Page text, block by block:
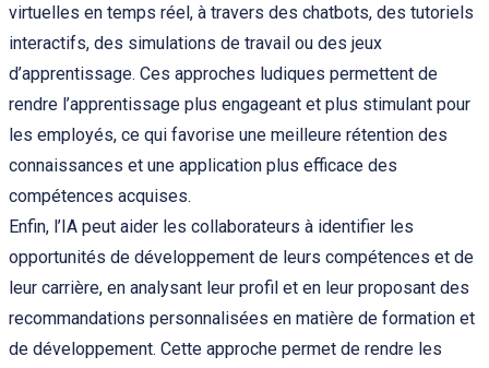
virtuelles en temps réel, à travers des chatbots, des tutoriels
interactifs, des simulations de travail ou des jeux
d’apprentissage. Ces approches ludiques permettent de
rendre l’apprentissage plus engageant et plus stimulant pour
les employés, ce qui favorise une meilleure rétention des
connaissances et une application plus efficace des
compétences acquises.
Enfin, l’IA peut aider les collaborateurs à identifier les
opportunités de développement de leurs compétences et de
leur carrière, en analysant leur profil et en leur proposant des
recommandations personnalisées en matière de formation et
de développement. Cette approche permet de rendre les